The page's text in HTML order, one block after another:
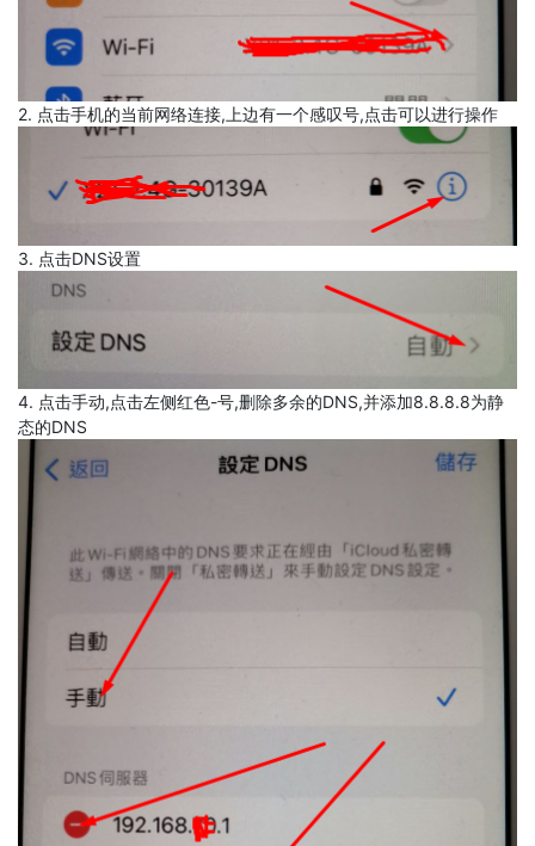
2. 点击手机的当前网络连接,上边有一个感叹号,点击可以进行操作
3. 点击DNS设置
4. 点击手动,点击左侧红色-号,删除多余的DNS,并添加8.8.8.8为静
态的DNS